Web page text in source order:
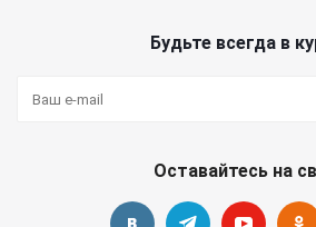
Будьте всегда в
Оставайтесь на